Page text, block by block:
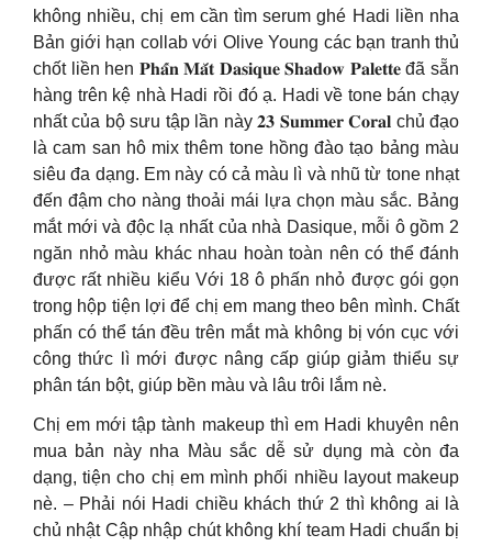
không nhiều, chị em cần tìm serum ghé Hadi liền nha
Bản giới hạn collab với Olive Young các bạn tranh thủ
chốt liền hen 𝐏𝐡𝐚̂́𝐧 𝐌𝐚̆́𝐭 𝐃𝐚𝐬𝐢𝐪𝐮𝐞 𝐒𝐡𝐚𝐝𝐨𝐰 𝐏𝐚𝐥𝐞𝐭𝐭𝐞 đã sẵn
hàng trên kệ nhà Hadi rồi đó ạ. Hadi về tone bán chạy
nhất của bộ sưu tập lần này 𝟐𝟑 𝐒𝐮𝐦𝐦𝐞𝐫 𝐂𝐨𝐫𝐚𝐥 chủ đạo
là cam san hô mix thêm tone hồng đào tạo bảng màu
siêu đa dạng. Em này có cả màu lì và nhũ từ tone nhạt
đến đậm cho nàng thoải mái lựa chọn màu sắc. Bảng
mắt mới và độc lạ nhất của nhà Dasique, mỗi ô gồm 2
ngăn nhỏ màu khác nhau hoàn toàn nên có thể đánh
được rất nhiều kiểu Với 18 ô phấn nhỏ được gói gọn
trong hộp tiện lợi để chị em mang theo bên mình. Chất
phấn có thể tán đều trên mắt mà không bị vón cục với
công thức lì mới được nâng cấp giúp giảm thiểu sự
phân tán bột, giúp bền màu và lâu trôi lắm nè.
Chị em mới tập tành makeup thì em Hadi khuyên nên
mua bản này nha Màu sắc dễ sử dụng mà còn đa
dạng, tiện cho chị em mình phối nhiều layout makeup
nè. – Phải nói Hadi chiều khách thứ 2 thì không ai là
chủ nhật Cập nhập chút không khí team Hadi chuẩn bị